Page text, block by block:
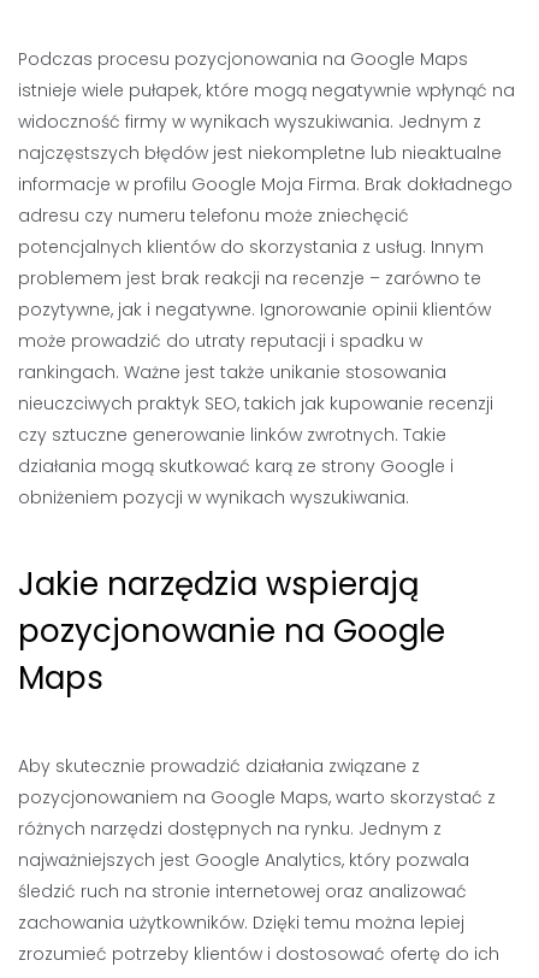
Podczas procesu pozycjonowania na Google Maps
istnieje wiele pułapek, które mogą negatywnie wpłynąć na
widoczność firmy w wynikach wyszukiwania. Jednym z
najczęstszych błędów jest niekompletne lub nieaktualne
informacje w profilu Google Moja Firma. Brak dokładnego
adresu czy numeru telefonu może zniechęcić
potencjalnych klientów do skorzystania z usług. Innym
problemem jest brak reakcji na recenzje – zarówno te
pozytywne, jak i negatywne. Ignorowanie opinii klientów
może prowadzić do utraty reputacji i spadku w
rankingach. Ważne jest także unikanie stosowania
nieuczciwych praktyk SEO, takich jak kupowanie recenzji
czy sztuczne generowanie linków zwrotnych. Takie
działania mogą skutkować karą ze strony Google i
obniżeniem pozycji w wynikach wyszukiwania.
Jakie narzędzia wspierają
pozycjonowanie na Google
Maps
Aby skutecznie prowadzić działania związane z
pozycjonowaniem na Google Maps, warto skorzystać z
różnych narzędzi dostępnych na rynku. Jednym z
najważniejszych jest Google Analytics, który pozwala
śledzić ruch na stronie internetowej oraz analizować
zachowania użytkowników. Dzięki temu można lepiej
zrozumieć potrzeby klientów i dostosować ofertę do ich